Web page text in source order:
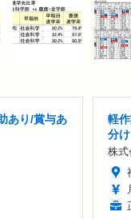
あり/賞与あ
軽
分
株式